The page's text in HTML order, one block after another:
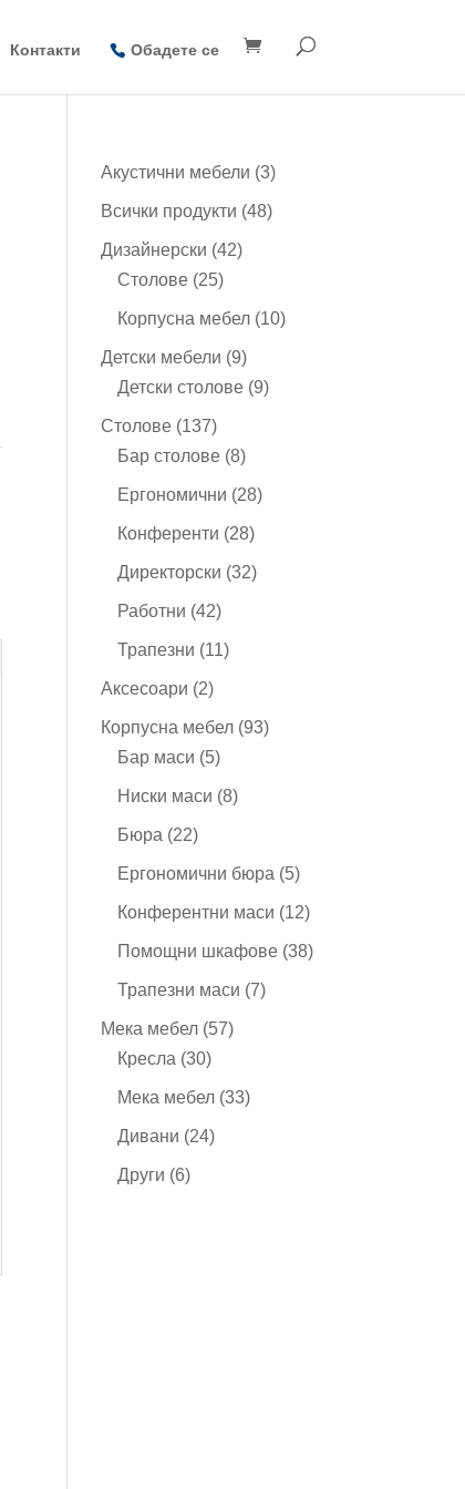
Контакти Обадете се
Акустични мебели 33
продукта
Всички продукти 4848
Дизайнерски 4242
Столове 2525
продукта
Корпусна мебел 1010
Детски мебели 99
продукта
Детски столове 99
Столове 137137
продукта
Бар столове 88
продукта
Ергономични 2828
Конференти 2828
продукта
Директорски 3232
Работни 4242
продукта
Трапезни 1111
Аксесоари 22
продукта
Корпусна мебел 9393
Бар маси 55
продукта
Ниски маси 88
Бюра 2222
продукта
Ергономични бюра 55
продукта
Конферентни маси 1212
продукта
Помощни шкафове 3838
Трапезни маси 77
Мека мебел 5757
Кресла 3030
продукта
Мека мебел 3333
Дивани 2424
Други 66